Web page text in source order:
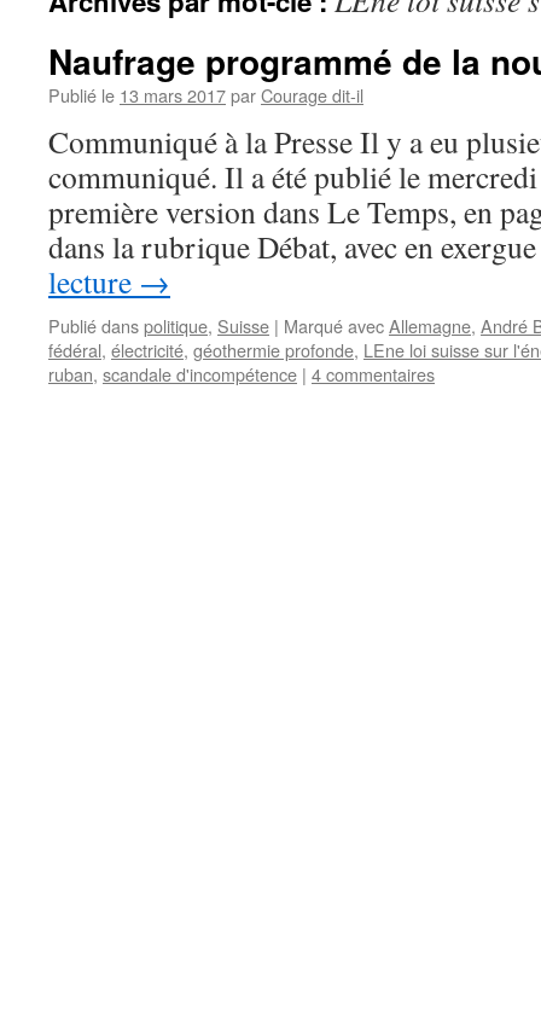
Naufrage programmé de la
Publié le 13 mars 2017parCourage dit-il
Communiqué à la Presse Il y a eu
communiqué. Il a été publié le
première version dans Le Temps, en
dans la rubrique Débat, avec en
lecture →
Publié danspolitique, Suisse | Marqué avecAllemagne, André
fédéral, électricité, géothermie profonde, LEne loi suisse sur
ruban, scandale d'incompétence | 4 commentaires